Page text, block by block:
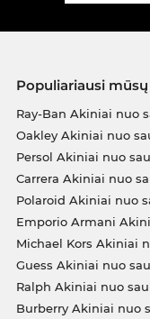
Populiariausi
Ray-Ban Akiniai nuo
Oakley Akiniai nuo
Persol Akiniai nuo
Carrera Akiniai nuo
Polaroid Akiniai nuo
Emporio Armani
Michael Kors Akiniai
Guess Akiniai nuo
Ralph Akiniai nuo
Burberry Akiniai nuo